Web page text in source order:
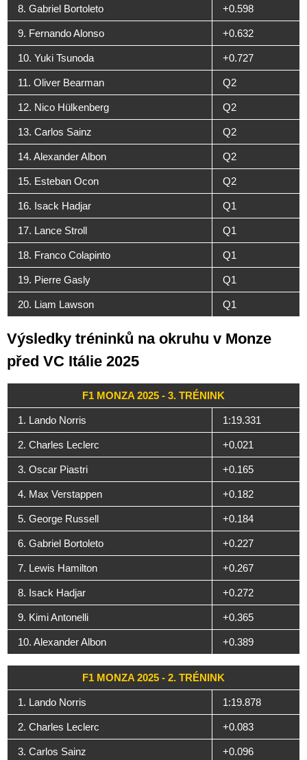
8. Gabriel Bortoleto +0.598
9. Fernando Alonso +0.632
10. Yuki Tsunoda +0.727
11. Oliver Bearman Q2
12. Nico Hülkenberg Q2
13. Carlos Sainz Q2
14. Alexander Albon Q2
15. Esteban Ocon Q2
16. Isack Hadjar Q1
17. Lance Stroll Q1
18. Franco Colapinto Q1
19. Pierre Gasly Q1
20. Liam Lawson Q1
Výsledky tréninků na okruhu v Monze
před VC Itálie 2025
F1 MONZA 2025 - 3. TRÉNINK
1. Lando Norris 1:19.331
2. Charles Leclerc +0.021
3. Oscar Piastri +0.165
4. Max Verstappen +0.182
5. George Russell +0.184
6. Gabriel Bortoleto +0.227
7. Lewis Hamilton +0.267
8. Isack Hadjar +0.272
9. Kimi Antonelli +0.365
10. Alexander Albon +0.389
F1 MONZA 2025 - 2. TRÉNINK
1. Lando Norris 1:19.878
2. Charles Leclerc +0.083
3. Carlos Sainz +0.096